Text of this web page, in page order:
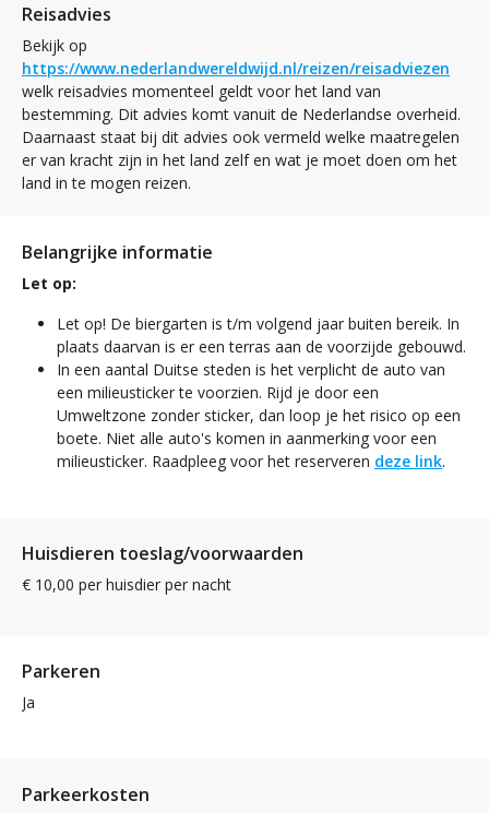
Reisadvies
Bekijk op
https://www.nederlandwereldwijd.nl/reizen/reisadviezen
welk reisadvies momenteel geldt voor het land van
bestemming. Dit advies komt vanuit de Nederlandse overheid.
Daarnaast staat bij dit advies ook vermeld welke maatregelen
er van kracht zijn in het land zelf en wat je moet doen om het
land in te mogen reizen.
Belangrijke informatie
Let op:
Let op! De biergarten is t/m volgend jaar buiten bereik. In
plaats daarvan is er een terras aan de voorzijde gebouwd.
In een aantal Duitse steden is het verplicht de auto van
een milieusticker te voorzien. Rijd je door een
Umweltzone zonder sticker, dan loop je het risico op een
boete. Niet alle auto's komen in aanmerking voor een
milieusticker. Raadpleeg voor het reserveren deze link.
Huisdieren toeslag/voorwaarden
€ 10,00 per huisdier per nacht
Parkeren
Ja
Parkeerkosten